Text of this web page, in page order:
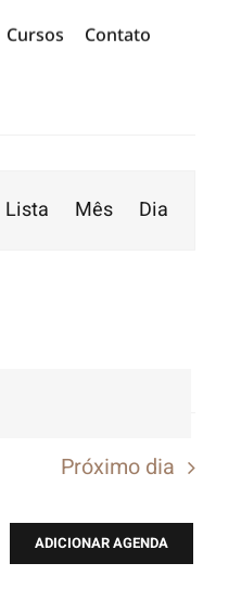
Cursos Contato
Lista Mês Dia
Próximo dia
ADICIONAR AGENDA